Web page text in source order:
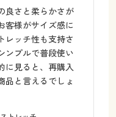
良さと柔らかさが
客様がサイズ感に
レッチ性も支持さ
ンプルで普段使い
に見ると、再購入
品と言えるでしょ